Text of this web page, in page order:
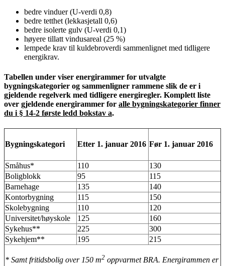
bedre vinduer (U-verdi 0,8)
bedre tetthet (lekkasjetall 0,6)
bedre isolerte gulv (U-verdi 0,1)
høyere tillatt vindusareal (25 %)
lempede krav til kuldebroverdi sammenlignet med tidligere
energikrav.
Tabellen under viser energirammer for utvalgte
bygningskategorier og sammenligner rammene slik de er i
gjeldende regelverk med tidligere energiregler. Komplett liste
over gjeldende energirammer for alle bygningskategorier finner
du i § 14-2 første ledd bokstav a.
Bygningskategori Etter 1. januar 2016 Før 1. januar 2016
Småhus* 110
130
Boligblokk
95
115
Barnehage
135
140
Kontorbygning
115
150
Skolebygning
110
120
Universitet/høyskole
125
160
Sykehus**
225
300
Sykehjem**
195 215
* Samt fritidsbolig over 150 m2 oppvarmet BRA. Energirammen er